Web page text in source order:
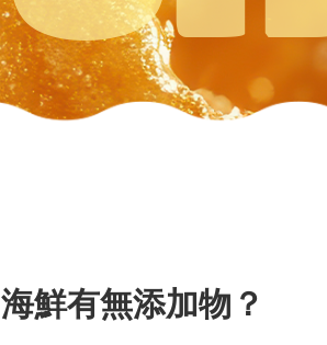
海鮮有無添加物？